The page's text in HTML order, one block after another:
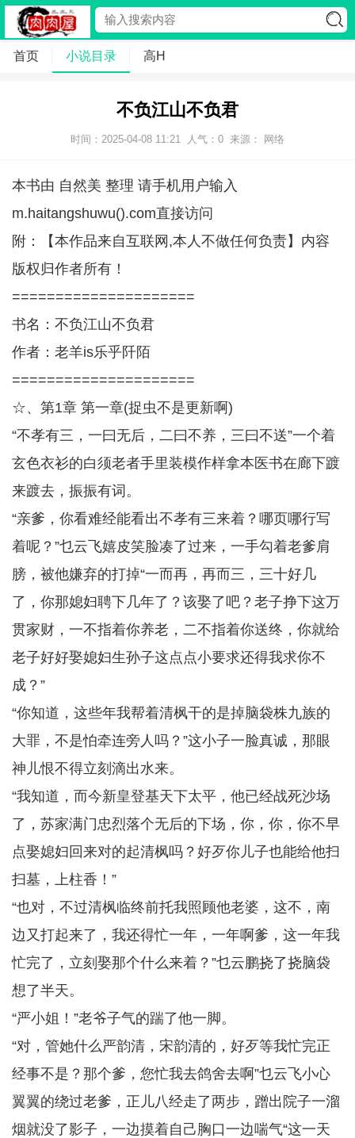
首页 小说目录 高H
不负江山不负君
时间：2025-04-08 11:21 人气： 0 来源： 网络
本书由 自然美 整理 请手机用户输入
m.haitangshuwu().com直接访问
附：【本作品来自互联网,本人不做任何负责】内容
版权归作者所有！
=====================
书名：不负江山不负君
作者：老羊is乐乎阡陌
=====================
☆、第1章 第一章(捉虫不是更新啊)
“不孝有三，一曰无后，二曰不养，三曰不送”一个着
玄色衣衫的白须老者手里装模作样拿本医书在廊下踱
来踱去，振振有词。
“亲爹，你看难经能看出不孝有三来着？哪页哪行写
着呢？”乜云飞嬉皮笑脸凑了过来，一手勾着老爹肩
膀，被他嫌弃的打掉“一而再，再而三，三十好几
了，你那媳妇聘下几年了？该娶了吧？老子挣下这万
贯家财，一不指着你养老，二不指着你送终，你就给
老子好好娶媳妇生孙子这点点小要求还得我求你不
成？”
“你知道，这些年我帮着清枫干的是掉脑袋株九族的
大罪，不是怕牵连旁人吗？”这小子一脸真诚，那眼
神儿恨不得立刻滴出水来。
“我知道，而今新皇登基天下太平，他已经战死沙场
了，苏家满门忠烈落个无后的下场，你，你，你不早
点娶媳妇回来对的起清枫吗？好歹你儿子也能给他扫
扫墓，上柱香！”
“也对，不过清枫临终前托我照顾他老婆，这不，南
边又打起来了，我还得忙一年，一年啊爹，这一年我
忙完了，立刻娶那个什么来着？”乜云鹏挠了挠脑袋
想了半天。
“严小姐！”老爷子气的踹了他一脚。
“对，管她什么严韵清，宋韵清的，好歹等我忙完正
经事不是？那个爹，您忙我去鸽舍去啊”乜云飞小心
翼翼的绕过老爹，正儿八经走了两步，蹭出院子一溜
烟就没了影子，一边摸着自己胸口一边喘气“这一天